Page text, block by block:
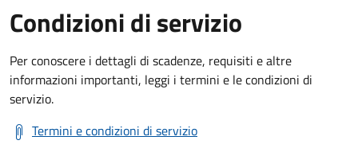
Condizioni di servizio
Per conoscere i dettagli di scadenze, requisiti e altre
informazioni importanti, leggi i termini e le condizioni di
servizio.
Termini e condizioni di servizio